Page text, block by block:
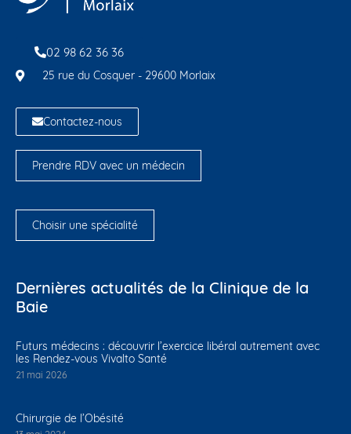
02 98 62 36 36
25 rue du Cosquer - 29600 Morlaix
Contactez-nous
Prendre RDV avec un médecin
Choisir une spécialité
Dernières actualités de la Clinique de la
Baie
Futurs médecins : découvrir l’exercice libéral autrement avec
les Rendez-vous Vivalto Santé
21 mai 2026
Chirurgie de l’Obésité